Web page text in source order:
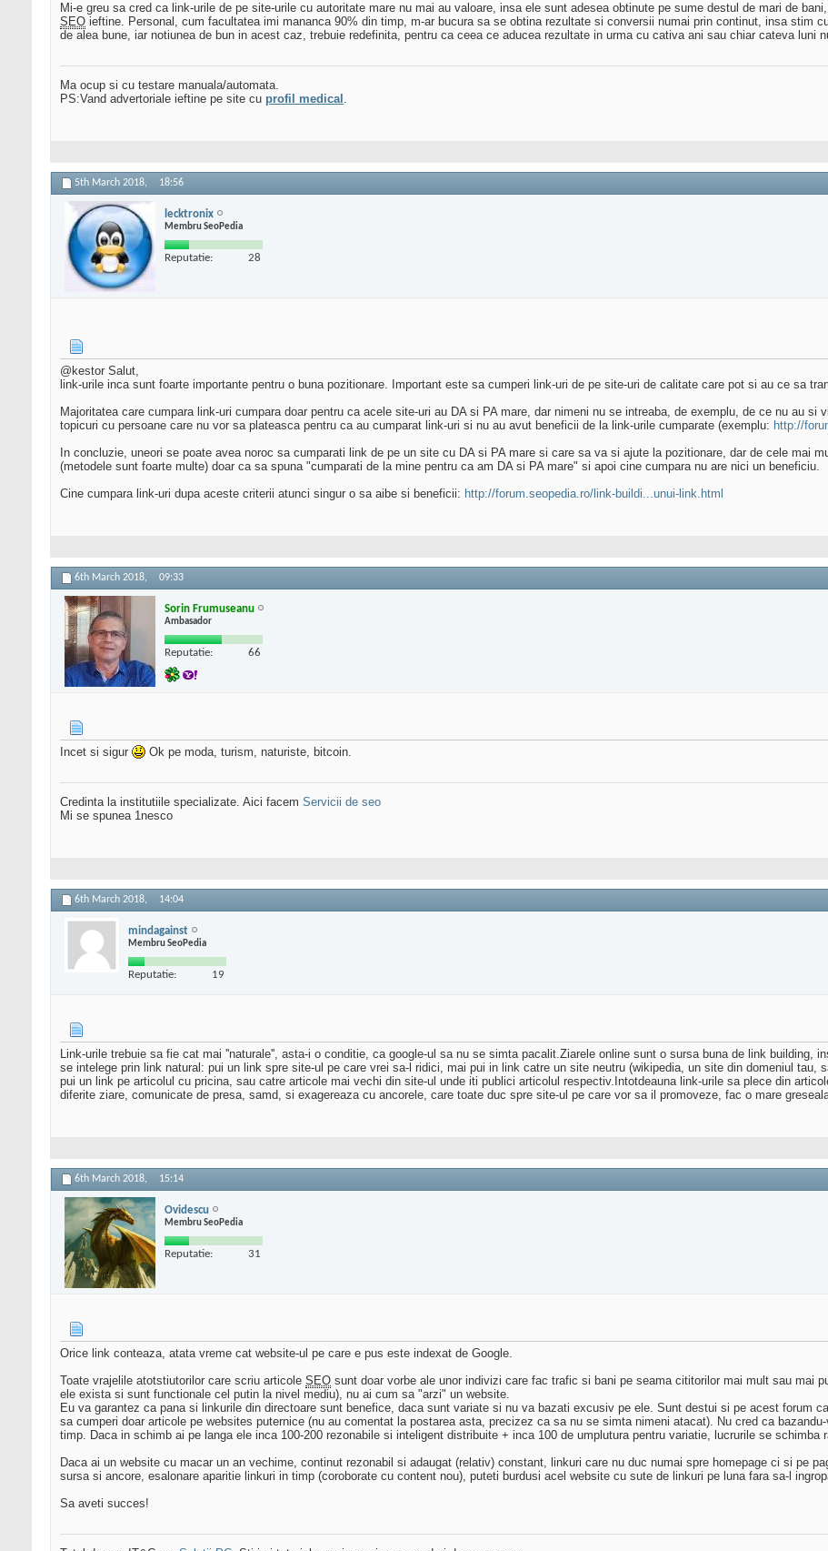
Mi-e greu sa cred ca link-urile de pe site-urile cu autoritate mare nu mai au valoare, insa ele sunt adesea obtinute pe sume destul de mari de
SEO ieftine. Personal, cum facultatea imi mananca 90% din timp, m-ar bucura sa se obtina rezultate si conversii numai prin continut, insa stim
de alea bune, iar notiunea de bun in acest caz, trebuie redefinita, pentru ca ceea ce aducea rezultate in urma cu cativa ani sau chiar cateva luni
Ma ocup si cu testare manuala/automata.
PS:Vand advertoriale ieftine pe site cu profil medical .
5th March 2018, 18:56
lecktronix
Membru SeoPedia
Reputatie: 28
@kestor Salut,
link-urile inca sunt foarte importante pentru o buna pozitionare. Important este sa cumperi link-uri de pe site-uri de calitate care pot si au ce sa
Majoritatea care cumpara link-uri cumpara doar pentru ca acele site-uri au DA si PA mare, dar nimeni nu se intreaba, de exemplu, de ce nu au
topicuri cu persoane care nu vor sa plateasca pentru ca au cumparat link-uri si nu au avut beneficii de la link-urile cumparate (exemplu: http://
In concluzie, uneori se poate avea noroc sa cumparati link de pe un site cu DA si PA mare si care sa va si ajute la pozitionare, dar de cele mai
(metodele sunt foarte multe) doar ca sa spuna "cumparati de la mine pentru ca am DA si PA mare" si apoi cine cumpara nu are nici un beneficiu.
Cine cumpara link-uri dupa aceste criterii atunci singur o sa aibe si beneficii: http://forum.seopedia.ro/link-buildi...unui-link.html
6th March 2018, 09:33
Sorin Frumuseanu
Ambasador
Reputatie: 66
Incet si sigur Ok pe moda, turism, naturiste, bitcoin.
Credinta la institutiile specializate. Aici facem Servicii de seo
Mi se spunea 1nesco
6th March 2018, 14:04
mindagainst
Membru SeoPedia
Reputatie: 19
Link-urile trebuie sa fie cat mai ''naturale'', asta-i o conditie, ca google-ul sa nu se simta pacalit.Ziarele online sunt o sursa buna de link building,
se intelege prin link natural: pui un link spre site-ul pe care vrei sa-l ridici, mai pui in link catre un site neutru (wikipedia, un site din domeniul tau,
pui un link pe articolul cu pricina, sau catre articole mai vechi din site-ul unde iti publici articolul respectiv.Intotdeauna link-urile sa plece din
diferite ziare, comunicate de presa, samd, si exagereaza cu ancorele, care toate duc spre site-ul pe care vor sa il promoveze, fac o mare
6th March 2018, 15:14
Ovidescu
Membru SeoPedia
Reputatie: 31
Orice link conteaza, atata vreme cat website-ul pe care e pus este indexat de Google.
Toate vrajelile atotstiutorilor care scriu articole SEO sunt doar vorbe ale unor indivizi care fac trafic si bani pe seama cititorilor mai mult sau mai
ele exista si sunt functionale cel putin la nivel mediu), nu ai cum sa "arzi" un website.
Eu va garantez ca pana si linkurile din directoare sunt benefice, daca sunt variate si nu va bazati excusiv pe ele. Sunt destui si pe acest forum
sa cumperi doar articole pe websites puternice (nu au comentat la postarea asta, precizez ca sa nu se simta nimeni atacat). Nu cred ca
timp. Daca in schimb ai pe langa ele inca 100-200 rezonabile si inteligent distribuite + inca 100 de umplutura pentru variatie, lucrurile se schimba
Daca ai un website cu macar un an vechime, continut rezonabil si adaugat (relativ) constant, linkuri care nu duc numai spre homepage ci si pe
sursa si ancore, esalonare aparitie linkuri in timp (coroborate cu content nou), puteti burdusi acel website cu sute de linkuri pe luna fara sa-l
Sa aveti succes!